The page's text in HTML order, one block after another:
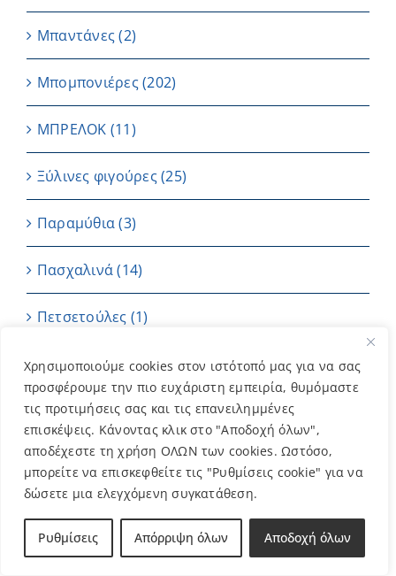
Χρησιμοποιούμε cookies στον ιστότοπό μας για να σας
προσφέρουμε την πιο ευχάριστη εμπειρία, θυμόμαστε
τις προτιμήσεις σας και τις επανειλημμένες
επισκέψεις. Κάνοντας κλικ στο "Αποδοχή όλων",
αποδέχεστε τη χρήση ΟΛΩΝ των cookies. Ωστόσο,
μπορείτε να επισκεφθείτε τις "Ρυθμίσεις cookie" για να
δώσετε μια ελεγχόμενη συγκατάθεση.
Ρυθμίσεις Απόρριψη όλων Αποδοχή όλων
Μπαντάνες (2)
Μπομπονιέρες(202)
ΜΠΡΕΛΟΚ (11)
Ξύλινες φιγούρες(25)
Παραμύθια (3)
Πασχαλινά (14)
Πετσετούλες (1)
Τετράδια(59)
ΤΣΑΝΤΑΚΙΑ(11)
Τσάντες (27)
Φανέλες (9)
Φλυντζάνια (45)